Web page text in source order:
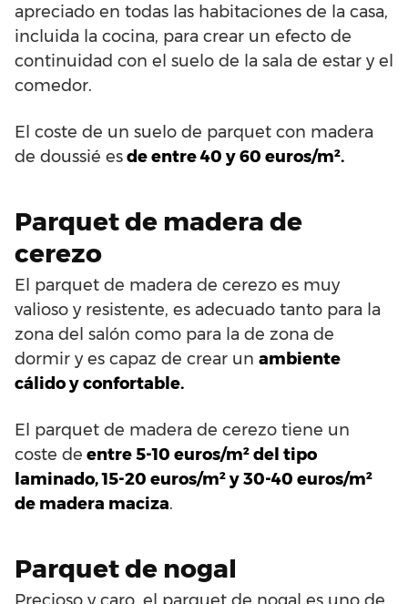
apreciado en todas las habitaciones de la casa,
incluida la cocina, para crear un efecto de
continuidad con el suelo de la sala de estar y el
comedor.
El coste de un suelo de parquet con madera
de doussié esde entre 40 y 60 euros/m².
Parquet de madera de
cerezo
El parquet de madera de cerezo es muy
valioso y resistente, es adecuado tanto para la
zona del salón como para la de zona de
dormir y es capaz de crear un ambiente
cálido y confortable.
El parquet de madera de cerezo tiene un
coste de entre 5-10 euros/m² del tipo
laminado, 15-20 euros/m² y 30-40 euros/m²
de madera maciza.
Parquet de nogal
Precioso y caro, el parquet de nogal es uno de